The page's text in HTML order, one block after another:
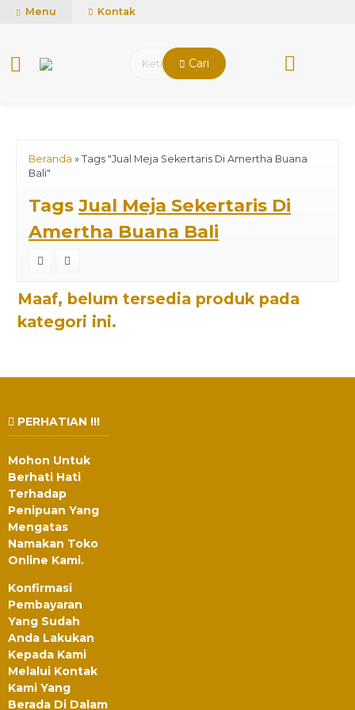
mUCn7CwGawCVTvwq7a99f4AgACOVgZvYEW65FFSDBf0
Menu Kontak
Cari
Beranda » Tags "Jual Meja Sekertaris Di Amertha Buana
Bali"
Tags Jual Meja Sekertaris Di
Amertha Buana Bali
Maaf, belum tersedia produk pada
kategori ini.
PERHATIAN !!!
Mohon Untuk
Berhati Hati
Terhadap
Penipuan Yang
Mengatas
Namakan Toko
Online Kami.
Konfirmasi
Pembayaran
Yang Sudah
Anda Lakukan
Kepada Kami
Melalui Kontak
Kami Yang
Berada Di Dalam